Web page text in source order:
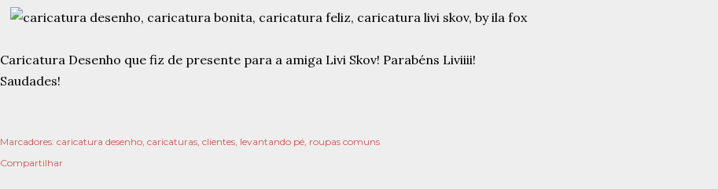
Caricatura Desenho que fiz de presente para a amiga Livi Skov! Parabéns Liviiii!
Saudades!
Marcadores: caricatura desenho caricaturas clientes levantando pé roupas comuns
Compartilhar